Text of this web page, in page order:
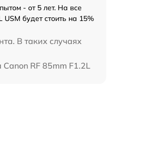
- от 5 лет. На все
будет стоить на 15%
В таких случаях
RF 85mm F1.2L